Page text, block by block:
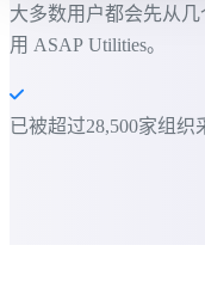
大多数用户都会先从
用 ASAP Utilities。
已被超过28,500家组织